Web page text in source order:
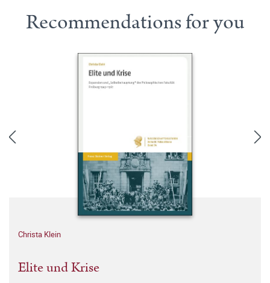
Recommendations for you
Christa Klein
Elite und Krise